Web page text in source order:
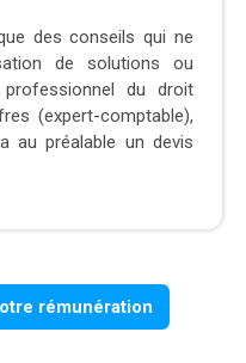
des conseils qui ne
de solutions ou
professionnel du droit
(expert-comptable),
au préalable un devis
rémunération